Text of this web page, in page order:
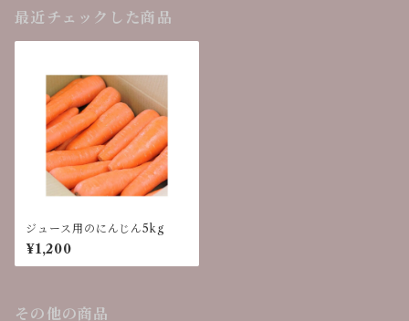
最近チェックした商品
ジュース用のにんじん5kg
¥1,200
その他の商品